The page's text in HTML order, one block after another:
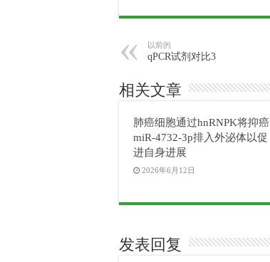
以前的
qPCR试剂对比3
相关文章
肺癌细胞通过hnRNPK将抑癌
miR-4732-3p排入外泌体以促
进自身进展
2026年6月12日
发表回复